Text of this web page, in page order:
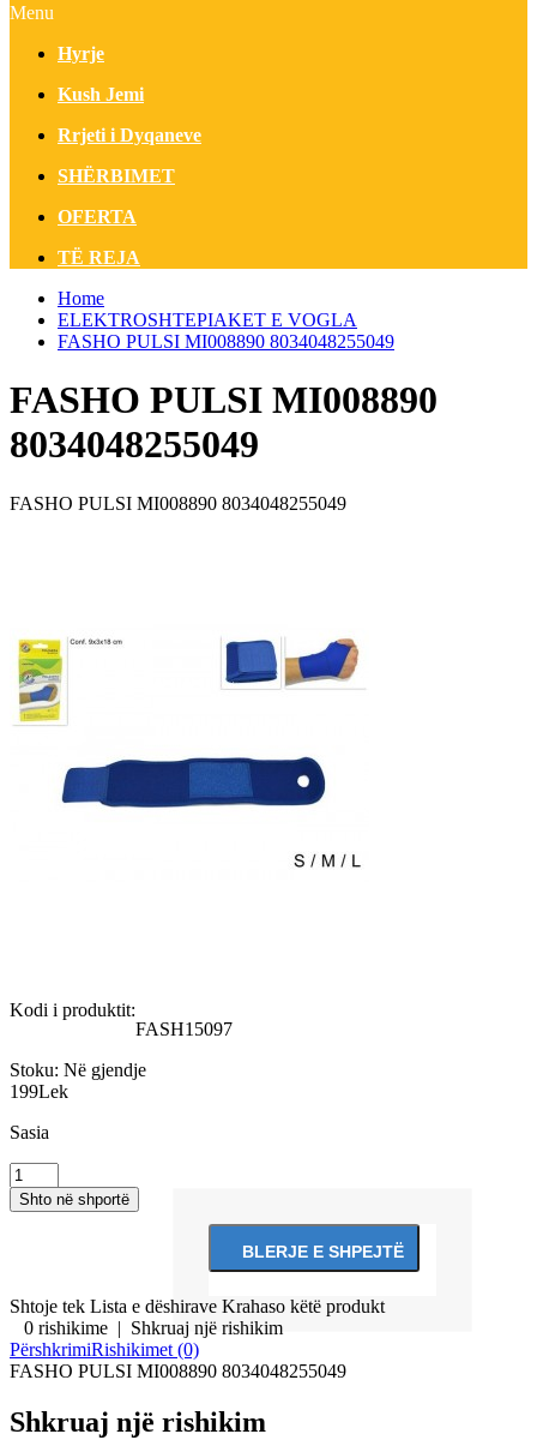
Menu
Hyrje
Kush Jemi
Rrjeti i Dyqaneve
SHËRBIMET
OFERTA
TË REJA
Home
ELEKTROSHTEPIAKET E VOGLA
FASHO PULSI MI008890 8034048255049
FASHO PULSI MI008890
8034048255049
FASHO PULSI MI008890 8034048255049
Kodi i produktit:
FASH15097
Stoku: Në gjendje
199Lek
Sasia
Shtoje tek Lista e dëshirave Krahaso këtë produkt
0 rishikime | Shkruaj një rishikim
PërshkrimiRishikimet (0)
FASHO PULSI MI008890 8034048255049
Shkruaj një rishikim